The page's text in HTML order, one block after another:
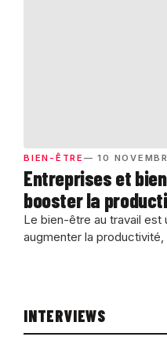
BIEN-ÊTRE — 10
Entreprises et
booster la
Le bien-être au travail est
augmenter la
INTERVIEWS